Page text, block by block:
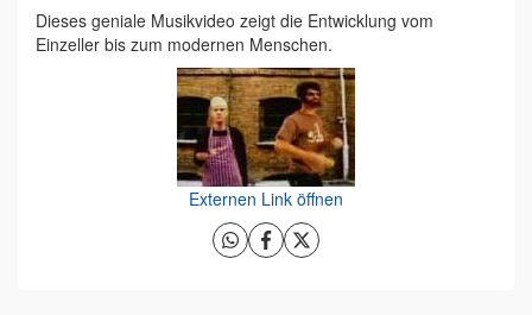
Dieses geniale Musikvideo zeigt die Entwicklung vom
Einzeller bis zum modernen Menschen.
Externen Link öffnen